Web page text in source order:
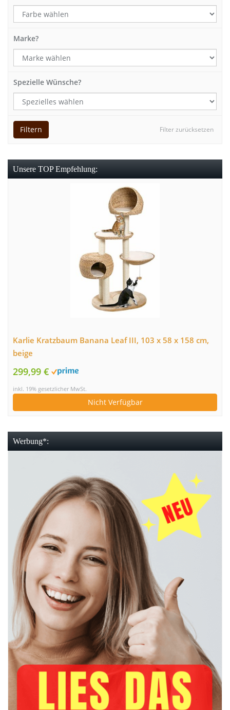
Marke?
Spezielle Wünsche?
Filter zurücksetzen
Filtern
Unsere TOP Empfehlung:
Karlie Kratzbaum Banana Leaf III, 103 x 58 x 158 cm,
beige
299,99 €
inkl. 19% gesetzlicher MwSt.
Nicht Verfügbar
Werbung*: